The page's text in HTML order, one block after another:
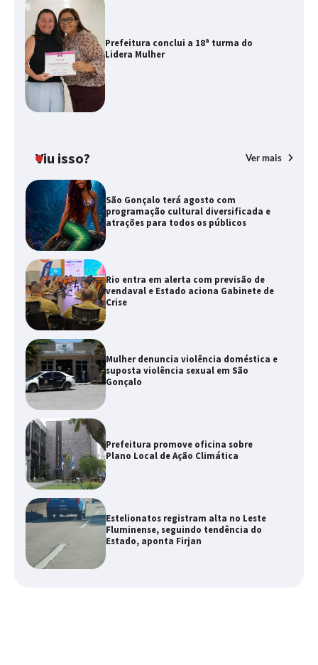
Prefeitura conclui a 18ª turma do
Lidera Mulher
Viu isso? Ver mais
São Gonçalo terá agosto com
programação cultural diversificada e
atrações para todos os públicos
Rio entra em alerta com previsão de
vendaval e Estado aciona Gabinete de
Crise
Mulher denuncia violência doméstica e
suposta violência sexual em São
Gonçalo
Prefeitura promove oficina sobre
Plano Local de Ação Climática
Estelionatos registram alta no Leste
Fluminense, seguindo tendência do
Estado, aponta Firjan